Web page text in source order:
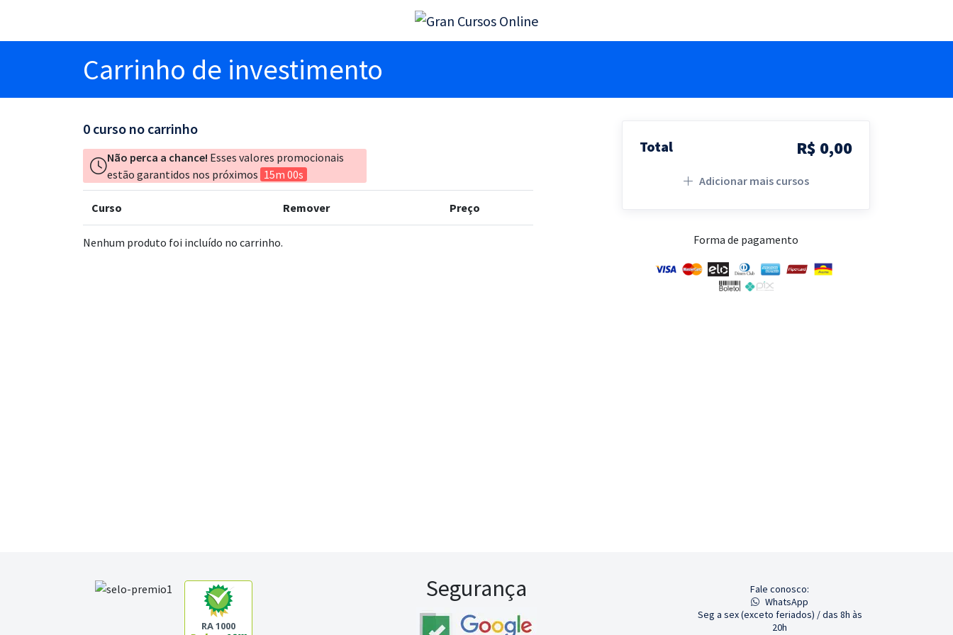
Carrinho de investimento
0 curso no carrinho
Não perca a chance! Esses valores promocionais
estão garantidos nos próximos 15m 00s
Curso Remover Preço
Nenhum produto foi incluído no carrinho.
Total R$ 0,00
Adicionar mais cursos
Forma de pagamento
RA 1000
Segurança
Fale conosco:
WhatsApp
Seg a sex (exceto feriados) / das 8h às
20h